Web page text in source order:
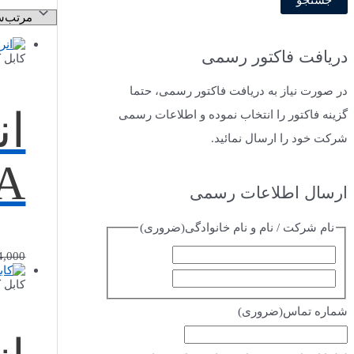
ت
و
ب
ر
ا
:
دریافت فاکتور رسمی
در صورت نیاز به دریافت فاکتور رسمی، حتما
گزینه فاکتور را انتخاب نموده و اطلاعات رسمی
شرکت خود را ارسال نمائید.
ارسال اطلاعات رسمی
نام شرکت / نام و نام خانوادگی(ضروری)
ما
شماره تماس(ضروری)
کابل
کابل